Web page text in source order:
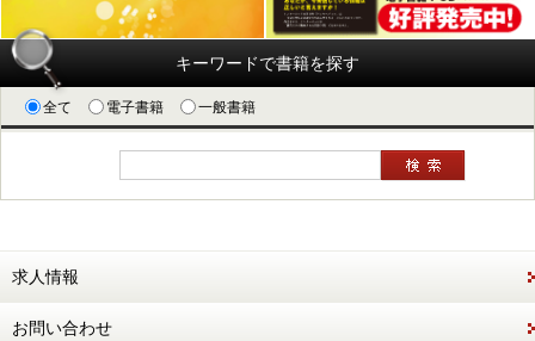
キーワードで書籍を探す
全て 電子書籍 一般書籍
求人情報
お問い合わせ